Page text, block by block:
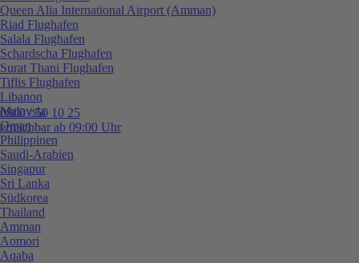
0800 / 50 10 25
erreichbar ab 09:00 Uhr
Queen Alia International Airport (Amman)
Riad Flughafen
Salala Flughafen
Schardscha Flughafen
Surat Thani Flughafen
Tiflis Flughafen
Libanon
Malaysia
Oman
Philippinen
Saudi-Arabien
Singapur
Sri Lanka
Südkorea
Thailand
Amman
Aomori
Aqaba